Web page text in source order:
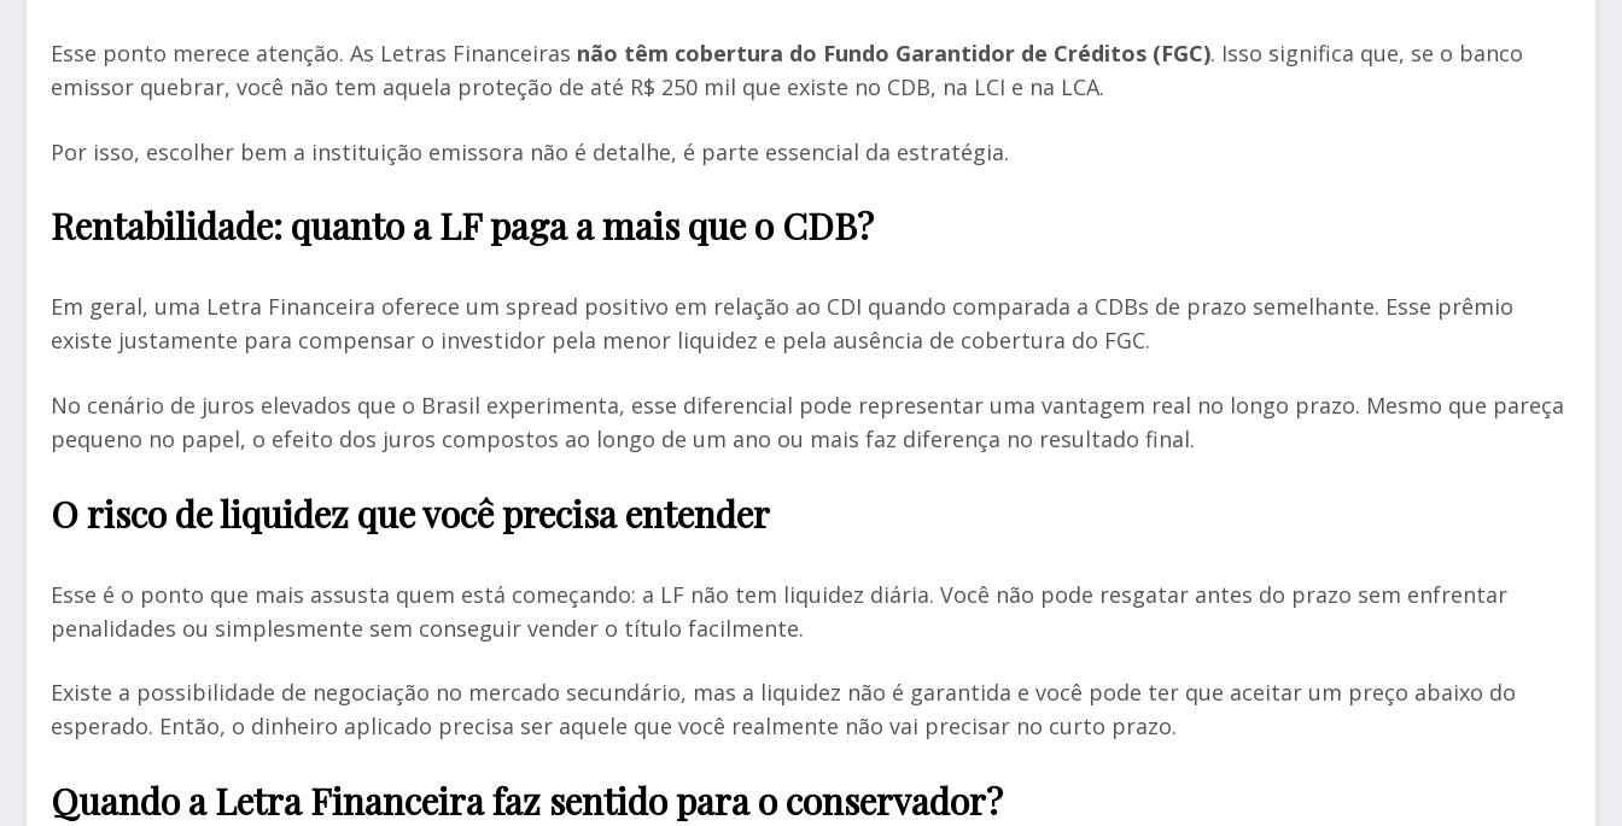
Esse ponto merece atenção. As Letras Financeiras não têm cobertura do Fundo Garantidor de Créditos (FGC). Isso significa que, se o banco
emissor quebrar, você não tem aquela proteção de até R$ 250 mil que existe no CDB, na LCI e na LCA.
Por isso, escolher bem a instituição emissora não é detalhe, é parte essencial da estratégia.
Rentabilidade: quanto a LF paga a mais que o CDB?
Em geral, uma Letra Financeira oferece um spread positivo em relação ao CDI quando comparada a CDBs de prazo semelhante. Esse prêmio
existe justamente para compensar o investidor pela menor liquidez e pela ausência de cobertura do FGC.
No cenário de juros elevados que o Brasil experimenta, esse diferencial pode representar uma vantagem real no longo prazo. Mesmo que pareça
pequeno no papel, o efeito dos juros compostos ao longo de um ano ou mais faz diferença no resultado final.
O risco de liquidez que você precisa entender
Esse é o ponto que mais assusta quem está começando: a LF não tem liquidez diária. Você não pode resgatar antes do prazo sem enfrentar
penalidades ou simplesmente sem conseguir vender o título facilmente.
Existe a possibilidade de negociação no mercado secundário, mas a liquidez não é garantida e você pode ter que aceitar um preço abaixo do
esperado. Então, o dinheiro aplicado precisa ser aquele que você realmente não vai precisar no curto prazo.
Quando a Letra Financeira faz sentido para o conservador?